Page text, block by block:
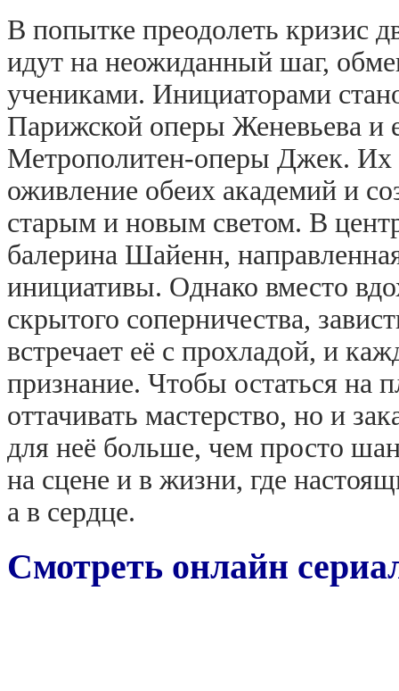
В попытке преодолеть кризис
идут на неожиданный шаг,
учениками. Инициаторами
Парижской оперы Женевьева и
Метрополитен-оперы Джек. Их
оживление обеих академий и
старым и новым светом. В
балерина Шайенн,
инициативы. Однако вместо
скрытого соперничества,
встречает её с прохладой, и
признание. Чтобы остаться на
оттачивать мастерство, но и
для неё больше, чем просто
на сцене и в жизни, где
а в сердце.
Смотреть онлайн